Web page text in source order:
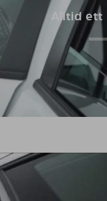
Alltid ett